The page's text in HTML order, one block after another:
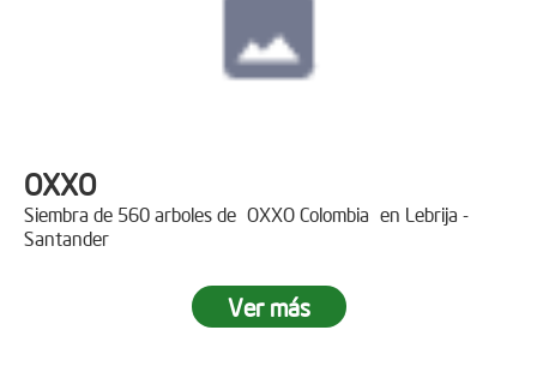
OXXO
Siembra de 560 arboles de OXXO Colombia en Lebrija -
Santander
Ver más